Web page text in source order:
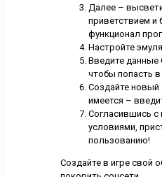
Далее –
приветствием и
функционал
Настройте
Введите данные
чтобы попасть
Создайте новый
имеется –
Согласившись
условиями,
пользованию!
Создайте в игре свой